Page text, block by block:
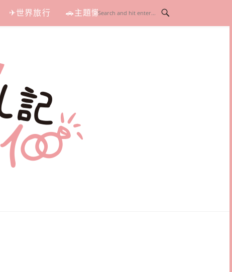
✈世界旅行 🚗主題懶人包